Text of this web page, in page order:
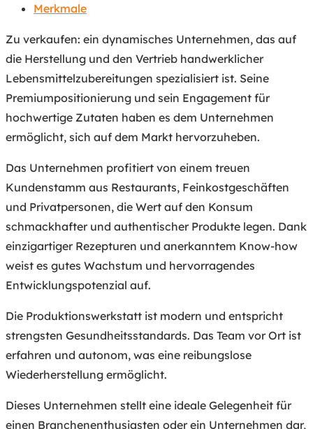
Merkmale
Zu verkaufen: ein dynamisches Unternehmen, das auf
die Herstellung und den Vertrieb handwerklicher
Lebensmittelzubereitungen spezialisiert ist. Seine
Premiumpositionierung und sein Engagement für
hochwertige Zutaten haben es dem Unternehmen
ermöglicht, sich auf dem Markt hervorzuheben.
Das Unternehmen profitiert von einem treuen
Kundenstamm aus Restaurants, Feinkostgeschäften
und Privatpersonen, die Wert auf den Konsum
schmackhafter und authentischer Produkte legen. Dank
einzigartiger Rezepturen und anerkanntem Know-how
weist es gutes Wachstum und hervorragendes
Entwicklungspotenzial auf.
Die Produktionswerkstatt ist modern und entspricht
strengsten Gesundheitsstandards. Das Team vor Ort ist
erfahren und autonom, was eine reibungslose
Wiederherstellung ermöglicht.
Dieses Unternehmen stellt eine ideale Gelegenheit für
einen Branchenenthusiasten oder ein Unternehmen dar,